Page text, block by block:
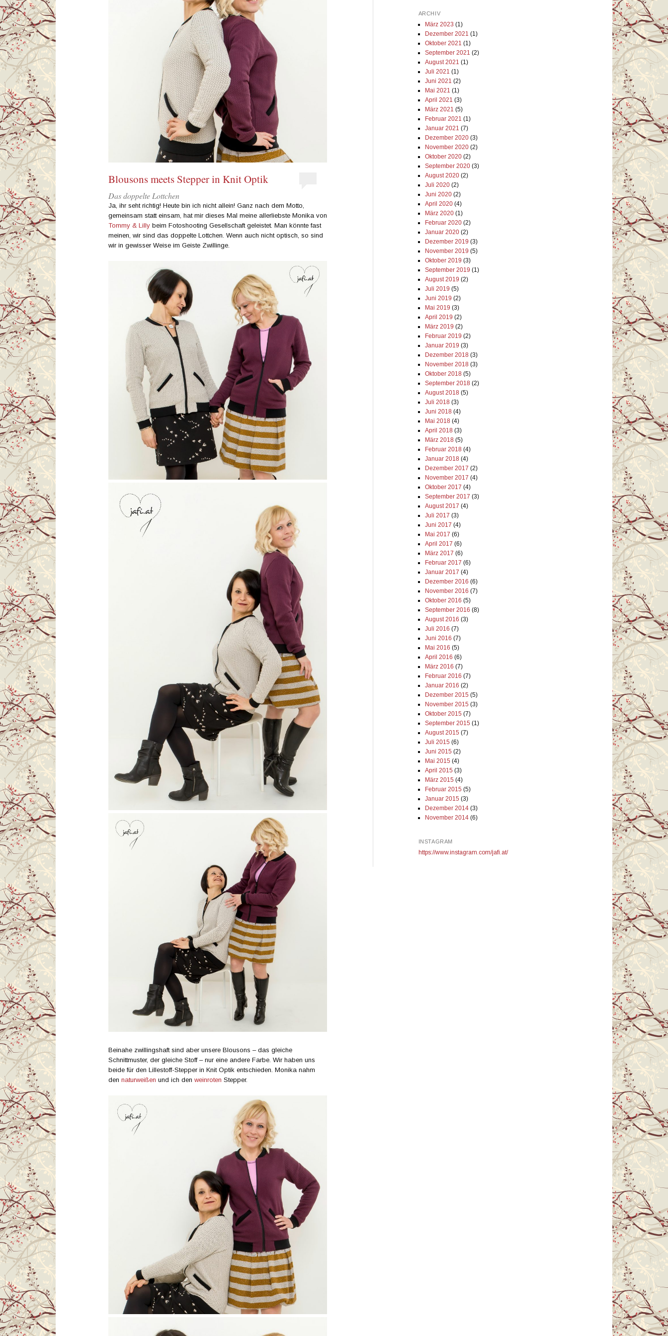
Blousons meets Stepper in Knit Optik
Das doppelte Lottchen
Ja, ihr seht richtig! Heute bin ich nicht allein! Ganz nach dem Motto,
gemeinsam statt einsam, hat mir dieses Mal meine allerliebste Monika von
Tommy & Lilly beim Fotoshooting Gesellschaft geleistet. Man könnte fast
meinen, wir sind das doppelte Lottchen. Wenn auch nicht optisch, so sind
wir in gewisser Weise im Geiste Zwillinge.
Beinahe zwillingshaft sind aber unsere Blousons – das gleiche
Schnittmuster, der gleiche Stoff – nur eine andere Farbe. Wir haben uns
beide für den Lillestoff-Stepper in Knit Optik entschieden. Monika nahm
den naturweißen und ich den weinroten Stepper.
ARCHIV
März 2023 (1)
Dezember 2021 (1)
Oktober 2021 (1)
September 2021 (2)
August 2021 (1)
Juli 2021 (1)
Juni 2021 (2)
Mai 2021 (1)
April 2021 (3)
März 2021 (5)
Februar 2021 (1)
Januar 2021 (7)
Dezember 2020(3)
November 2020(2)
Oktober 2020(2)
September 2020(3)
August 2020(2)
Juli 2020(2)
Juni 2020(2)
April 2020(4)
März 2020(1)
Februar 2020(2)
Januar 2020(2)
Dezember 2019 (3)
November 2019 (5)
Oktober 2019 (3)
September 2019 (1)
August 2019 (2)
Juli 2019 (5)
Juni 2019 (2)
Mai 2019 (3)
April 2019 (2)
März 2019 (2)
Februar 2019 (2)
Januar 2019 (3)
Dezember 2018(3)
November 2018(3)
Oktober 2018(5)
September 2018(2)
August 2018(5)
Juli 2018(3)
Juni 2018(4)
Mai 2018(4)
April 2018(3)
März 2018(5)
Februar 2018(4)
Januar 2018(4)
Dezember 2017 (2)
November 2017 (4)
Oktober 2017 (4)
September 2017 (3)
August 2017 (4)
Juli 2017 (3)
Juni 2017 (4)
Mai 2017 (6)
April 2017 (6)
März 2017 (6)
Februar 2017 (6)
Januar 2017 (4)
Dezember 2016 (6)
November 2016 (7)
Oktober 2016 (5)
September 2016 (8)
August 2016 (3)
Juli 2016 (7)
Juni 2016 (7)
Mai 2016 (5)
April 2016 (6)
März 2016 (7)
Februar 2016 (7)
Januar 2016 (2)
Dezember 2015 (5)
November 2015 (3)
Oktober 2015 (7)
September 2015 (1)
August 2015 (7)
Juli 2015 (6)
Juni 2015 (2)
Mai 2015 (4)
April 2015 (3)
März 2015 (4)
Februar 2015 (5)
Januar 2015 (3)
Dezember 2014(3)
November 2014(6)
INSTAGRAM
https://www.instagram.com/jafi.at/